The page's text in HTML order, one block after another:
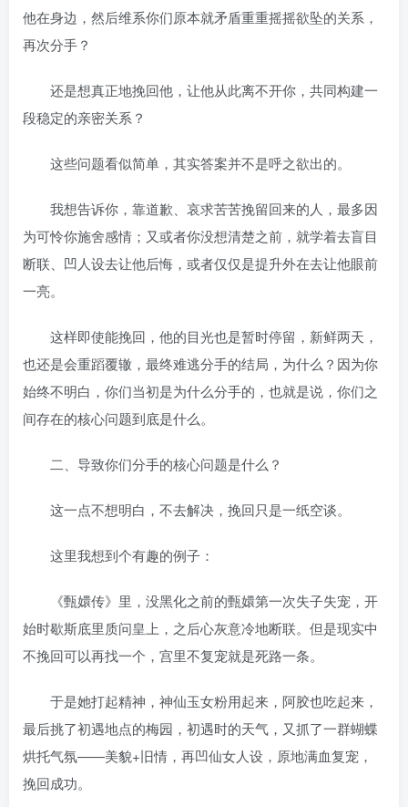
他在身边，然后维系你们原本就矛盾重重摇摇欲坠的关系，
再次分手？
还是想真正地挽回他，让他从此离不开你，共同构建一
段稳定的亲密关系？
这些问题看似简单，其实答案并不是呼之欲出的。
我想告诉你，靠道歉、哀求苦苦挽留回来的人，最多因
为可怜你施舍感情；又或者你没想清楚之前，就学着去盲目
断联、凹人设去让他后悔，或者仅仅是提升外在去让他眼前
一亮。
这样即使能挽回，他的目光也是暂时停留，新鲜两天，
也还是会重蹈覆辙，最终难逃分手的结局，为什么？因为你
始终不明白，你们当初是为什么分手的，也就是说，你们之
间存在的核心问题到底是什么。
二、导致你们分手的核心问题是什么？
这一点不想明白，不去解决，挽回只是一纸空谈。
这里我想到个有趣的例子：
《甄嬛传》里，没黑化之前的甄嬛第一次失子失宠，开
始时歇斯底里质问皇上，之后心灰意冷地断联。但是现实中
不挽回可以再找一个，宫里不复宠就是死路一条。
于是她打起精神，神仙玉女粉用起来，阿胶也吃起来，
最后挑了初遇地点的梅园，初遇时的天气，又抓了一群蝴蝶
烘托气氛——美貌+旧情，再凹仙女人设，原地满血复宠，
挽回成功。